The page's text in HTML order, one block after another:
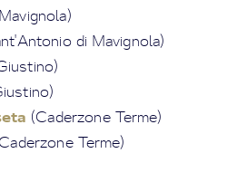
di Mavignola)
(Caderzone Terme)
Terme)